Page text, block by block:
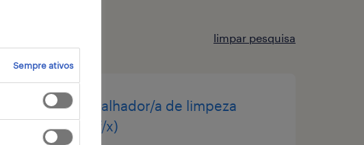
limpar pesquisa
trabalhador/a de limpeza
(m/f/x)
Sempre ativos